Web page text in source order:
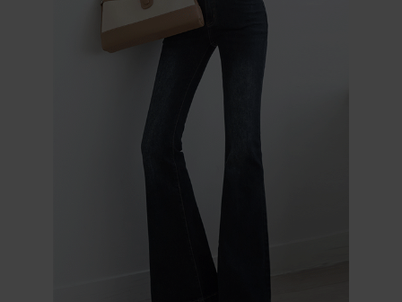
시즌오프 1+1 기획세트